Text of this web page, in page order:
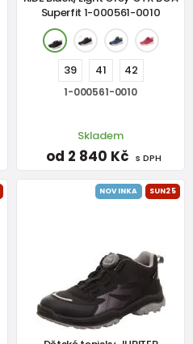
Superfit 1-000561-0010
39 41 42
1-000561-0010
Skladem
od 2 840 Kč s DPH
NOVINKA SUN25